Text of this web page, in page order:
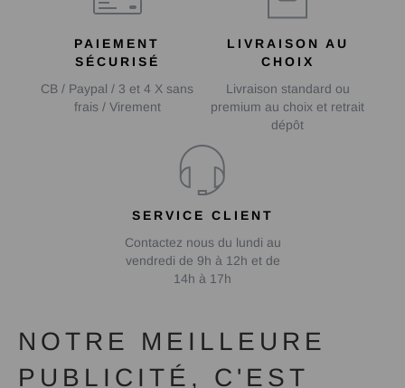
PAIEMENT
SÉCURISÉ
CB / Paypal / 3 et 4 X sans
frais / Virement
LIVRAISON AU
CHOIX
Livraison standard ou
premium au choix et retrait
dépôt
SERVICE CLIENT
Contactez nous du lundi au
vendredi de 9h à 12h et de
14h à 17h
NOTRE MEILLEURE
PUBLICITÉ, C'EST